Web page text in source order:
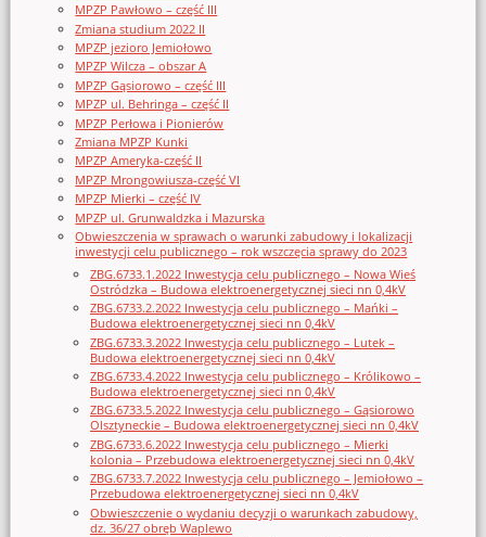
MPZP Pawłowo – część III
Zmiana studium 2022 II
MPZP jezioro Jemiołowo
MPZP Wilcza – obszar A
MPZP Gąsiorowo – część III
MPZP ul. Behringa – część II
MPZP Perłowa i Pionierów
Zmiana MPZP Kunki
MPZP Ameryka-część II
MPZP Mrongowiusza-część VI
MPZP Mierki – część IV
MPZP ul. Grunwaldzka i Mazurska
Obwieszczenia w sprawach o warunki zabudowy i lokalizacji
inwestycji celu publicznego – rok wszczęcia sprawy do 2023
ZBG.6733.1.2022 Inwestycja celu publicznego – Nowa Wieś
Ostródzka – Budowa elektroenergetycznej sieci nn 0,4kV
ZBG.6733.2.2022 Inwestycja celu publicznego – Mańki –
Budowa elektroenergetycznej sieci nn 0,4kV
ZBG.6733.3.2022 Inwestycja celu publicznego – Lutek –
Budowa elektroenergetycznej sieci nn 0,4kV
ZBG.6733.4.2022 Inwestycja celu publicznego – Królikowo –
Budowa elektroenergetycznej sieci nn 0,4kV
ZBG.6733.5.2022 Inwestycja celu publicznego – Gąsiorowo
Olsztyneckie – Budowa elektroenergetycznej sieci nn 0,4kV
ZBG.6733.6.2022 Inwestycja celu publicznego – Mierki
kolonia – Przebudowa elektroenergetycznej sieci nn 0,4kV
ZBG.6733.7.2022 Inwestycja celu publicznego – Jemiołowo –
Przebudowa elektroenergetycznej sieci nn 0,4kV
Obwieszczenie o wydaniu decyzji o warunkach zabudowy,
dz. 36/27 obręb Waplewo